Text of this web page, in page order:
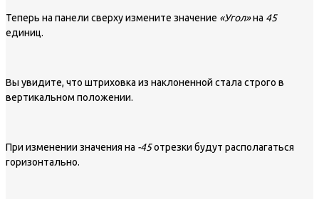
Теперь на панели сверху измените значение «Угол»на 45
единиц.
Вы увидите, что штриховка из наклоненной стала строго в
вертикальном положении.
При изменении значения на -45отрезки будут располагаться
горизонтально.